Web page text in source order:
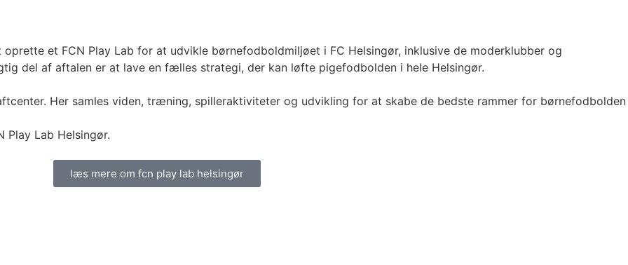
et FCN Play Lab for at udvikle børnefodboldmiljøet i FC Helsingør, inklusive de moderklubber og
del af aftalen er at lave en fælles strategi, der kan løfte pigefodbolden i hele Helsingør.
Her samles viden, træning, spilleraktiviteter og udvikling for at skabe de bedste rammer for børnefodbolden
Play Lab Helsingør.
læs mere om fcn play lab helsingør